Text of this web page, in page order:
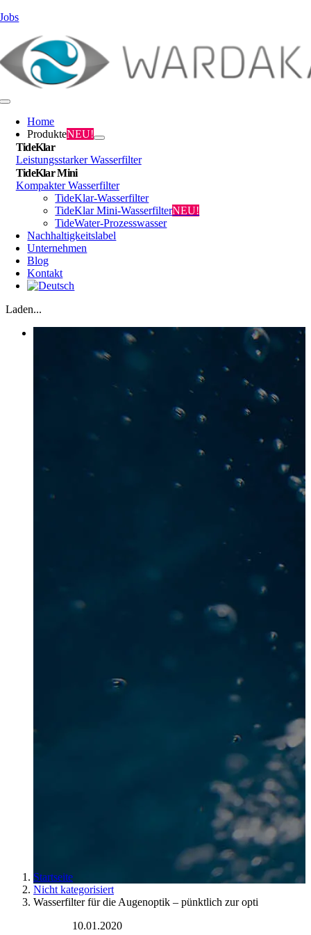
Zum
springen
Jobs
Toggle
NavigationHome
ProdukteNEU!
TideKlar
Leistungsstarker Wasserfilter
TideKlar Mini
Kompakter Wasserfilter
TideKlar-Wasserfilter
TideKlar Mini-WasserfilterNEU!
TideWater-Prozesswasser
Nachhaltigkeitslabel
Unternehmen
Blog
Kontakt
Laden...
Startseite
Nicht kategorisiert
Wasserfilter für die Augenoptik – pünktlich zur opti
10.01.2020